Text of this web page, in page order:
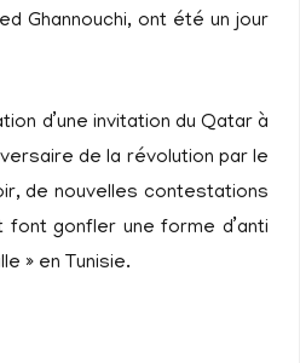
Ghannouchi, ont été un jour
d’une invitation du Qatar à
de la révolution par le
de nouvelles contestations
gonfler une forme d’anti
» en Tunisie.